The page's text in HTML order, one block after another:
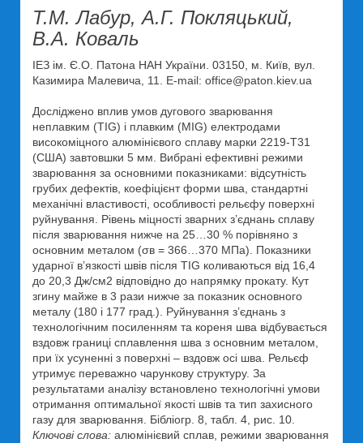
Т.М. Лабур, А.Г. Покляцький,
В.А. Коваль
ІЕЗ ім. Є.О. Патона НАН України. 03150, м. Київ, вул.
Казимира Малевича, 11. E-mail: office@paton.kiev.ua
Доcліджено вплив умов дугового зварювання
неплавким (TIG) і плавким (МІG) електродами
високоміцного алюмінієвого сплаву марки 2219-Т31
(США) завтовшки 5 мм. Вибрані ефективні режими
зварювання за основними показниками: відсутність
грубих дефектів, коефіцієнт форми шва, стандартні
механічні властивості, особливості рельєфу поверхні
руйнування. Рівень міцності зварних з’єднань сплаву
після зварювання нижче на 25…30 % порівняно з
основним металом (σв = 366…370 МПа). Показники
ударної в’язкості швів після TIG коливаються від 16,4
до 20,3 Дж/см2 відповідно до напрямку прокату. Кут
згину майже в 3 рази нижче за показник основного
металу (180 і 177 град.). Руйнування з’єднань з
технологічним посиленням та кореня шва відбувається
вздовж границі сплавлення шва з основним металом,
при їх усуненні з поверхні – вздовж осі шва. Рельєф
утримує переважно чарункову структуру. За
результатами аналізу встановлено технологічні умови
отримання оптимальної якості швів та тип захисного
газу для зварювання. Бібліогр. 8, табл. 4, рис. 10.
Ключові слова: алюмінієвий сплав, режими зварювання